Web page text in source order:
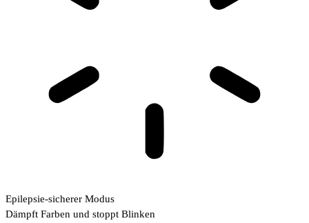
Epilepsie-sicherer Modus
Dämpft Farben und stoppt Blinken